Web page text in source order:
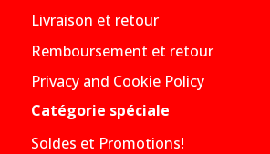
Livraison et retour
Remboursement et retour
Privacy and Cookie Policy
Catégorie spéciale
Soldes et Promotions!